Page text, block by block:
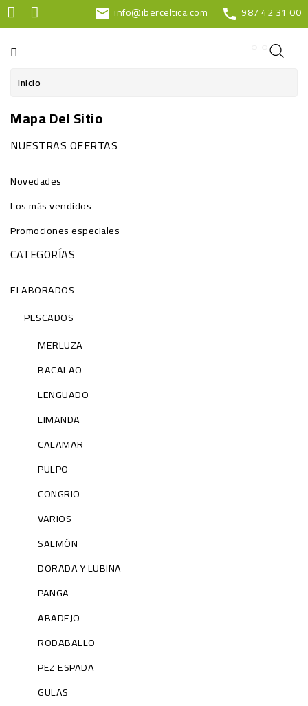
phone 987 42 31 00
mail info@iberceltica.com
CATEGORÍA
Inicio
Mapa Del Sitio
NUESTRAS OFERTAS
Novedades
Los más vendidos
Promociones especiales
CATEGORÍAS
ELABORADOS
PESCADOS
MERLUZA
BACALAO
LENGUADO
LIMANDA
CALAMAR
PULPO
CONGRIO
VARIOS
SALMÓN
DORADA Y LUBINA
PANGA
ABADEJO
RODABALLO
PEZ ESPADA
GULAS